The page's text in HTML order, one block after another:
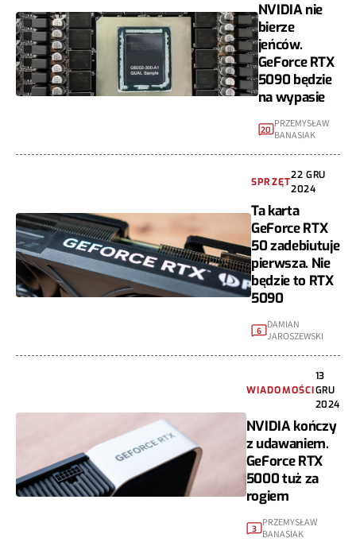
NVIDIA nie
bierze
jeńców.
GeForce RTX
5090 będzie
na wypasie
20 PRZEMYSŁAW
BANASIAK
SPRZĘT
22 GRU
2024
Ta karta
GeForce RTX
50 zadebiutuje
pierwsza. Nie
będzie to RTX
5090
6 DAMIAN
JAROSZEWSKI
WIADOMOŚCI
13
GRU
2024
NVIDIA kończy
z udawaniem.
GeForce RTX
5000 tuż za
rogiem
3 PRZEMYSŁAW
BANASIAK